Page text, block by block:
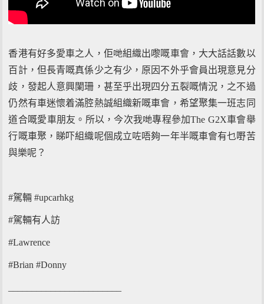
香港有好多愛車之人，佢哋組織出嚟嘅車會，大大話話數以
百計，但長青嘅真係少之有少，原因不外乎會員出現意見分
歧，發起人意興闌珊，甚至乎出現四分五裂嘅情況，之不過
仍然有車迷懷着滿腔熱誠組織新嘅車會，希望聚集一班志同
道合嘅愛車朋友。所以，今次我哋專程參加The G2X車會舉
行嘅車聚，睇吓組織呢個成立咗唔夠一年半嘅車會有乜嘢苦
與樂呢？
#駕輛 #upcarhkg
#駕輛有人訪
#Lawrence
#Brian #Donny